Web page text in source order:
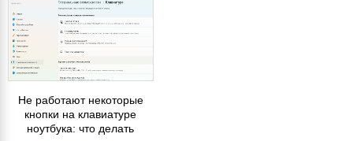
Не работают некоторые
кнопки на клавиатуре
ноутбука: что делать